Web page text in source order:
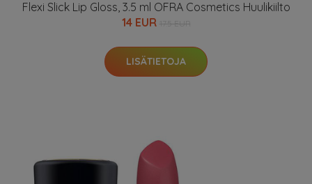
Flexi Slick Lip Gloss, 3.5 ml OFRA Cosmetics Huulikiilto
14 EUR
LISÄTIETOJA